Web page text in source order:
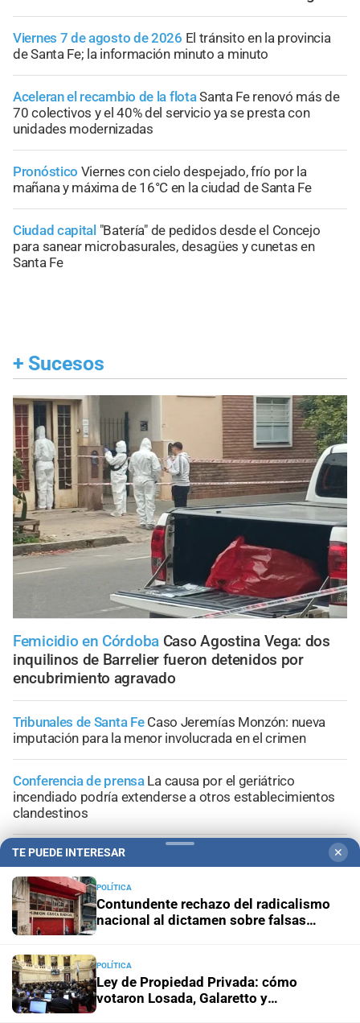
Viernes 7 de agosto de 2026 El tránsito en la provincia
de Santa Fe; la información minuto a minuto
Aceleran el recambio de la flotaSanta Fe renovó más de
70 colectivos y el 40% del servicio ya se presta con
unidades modernizadas
Pronóstico Viernes con cielo despejado, frío por la
mañana y máxima de 16°C en la ciudad de Santa Fe
Ciudad capital "Batería" de pedidos desde el Concejo
para sanear microbasurales, desagües y cunetas en
Santa Fe
+ Sucesos
Femicidio en Córdoba Caso Agostina Vega: dos
inquilinos de Barrelier fueron detenidos por
encubrimiento agravado
Tribunales de Santa Fe Caso Jeremías Monzón: nueva
imputación para la menor involucrada en el crimen
Conferencia de prensa La causa por el geriátrico
incendiado podría extenderse a otros establecimientos
clandestinos
El cuidador recuperó la libertad
abandono de personas a la dueña del asilo clandestino
de Santa Fe
ProtestaHubo corridas e incidentes frente al Congreso
TE PUEDE INTERESAR ✕
POLÍTICA
Contundente rechazo del radicalismo
nacional al dictamen sobre falsas
POLÍTICA
Ley de Propiedad Privada: cómo
votaron Losada, Galaretto y